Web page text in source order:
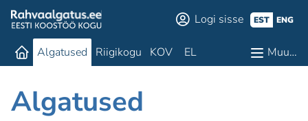
Logi sisse EST ENG
Algatused Riigikogu KOV EL Muu…
Algatused